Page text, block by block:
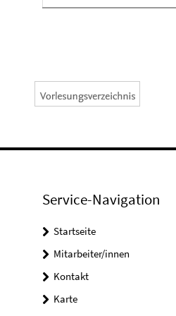
Service-Navigation
Startseite
Mitarbeiter/innen
Kontakt
Karte